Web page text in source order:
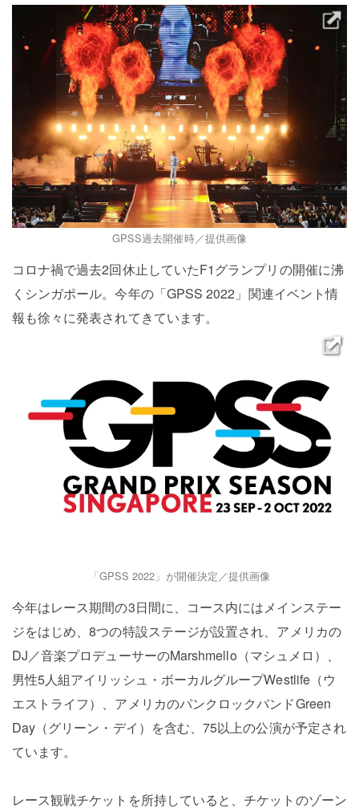
GPSS過去開催時／提供画像
コロナ禍で過去2回休止していたF1グランプリの開催に沸
くシンガポール。今年の「GPSS 2022」関連イベント情
報も徐々に発表されてきています。
「GPSS 2022」が開催決定／提供画像
今年はレース期間の3日間に、コース内にはメインステー
ジをはじめ、8つの特設ステージが設置され、アメリカの
DJ／音楽プロデューサーのMarshmello（マシュメロ）、
男性5人組アイリッシュ・ボーカルグループWestlife（ウ
エストライフ）、アメリカのパンクロックバンドGreen
Day（グリーン・デイ）を含む、75以上の公演が予定され
ています。
レース観戦チケットを所持していると、チケットのゾーン